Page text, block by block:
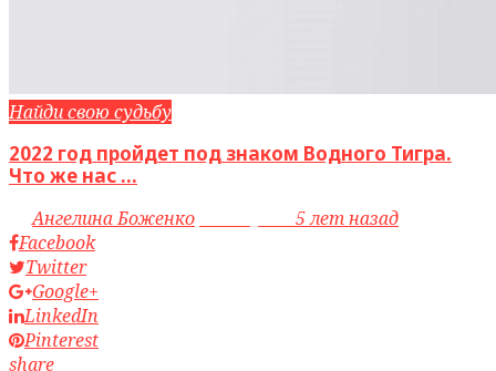
Найди свою судьбу
2022 год пройдет под знаком Водного Тигра.
Что же нас ...
byАнгелина Боженко
5 лет назад
Facebook
Twitter
Google+
LinkedIn
Pinterest
share